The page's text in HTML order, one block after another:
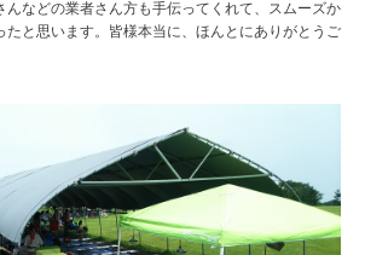
んなどの業者さん方も手伝ってくれて、スムーズか
たと思います。皆様本当に、ほんとにありがとうご